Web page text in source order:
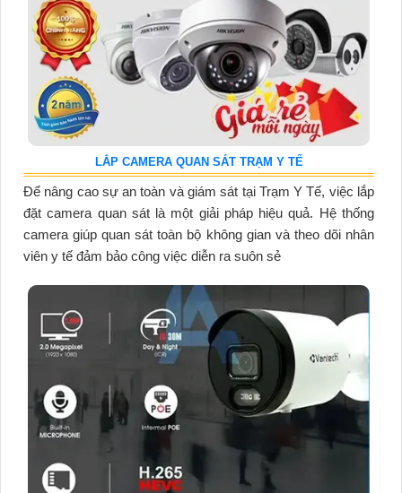
LẮP CAMERA QUAN SÁT TRẠM Y TẾ
Để nâng cao sự an toàn và giám sát tại Trạm Y Tế, việc lắp
đặt camera quan sát là một giải pháp hiệu quả. Hệ thống
camera giúp quan sát toàn bộ không gian và theo dõi nhân
viên y tế đảm bảo công việc diễn ra suôn sẻ